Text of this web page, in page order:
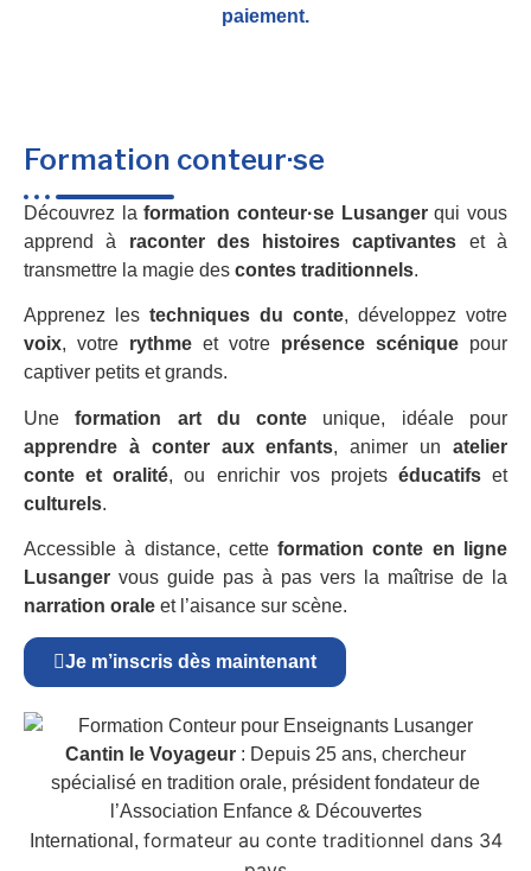
paiement.
Formation conteur·se
Découvrez laformation conteur·se Lusangerqui vous
apprend à raconter des histoires captivantes et à
transmettre la magie des contes traditionnels.
Apprenez les techniques du conte, développez votre
voix, votre rythme et votre présence scénique pour
captiver petits et grands.
Uneformation art du conte unique, idéale pour
apprendre à conter aux enfants, animer unatelier
conte et oralité, ou enrichir vos projets éducatifset
culturels.
Accessible à distance, cetteformation conte en ligne
Lusanger vous guide pas à pas vers la maîtrise de la
narration orale et l’aisance sur scène.
Je m’inscris dès maintenant
Cantin le Voyageur : Depuis 25 ans, chercheur
spécialisé en tradition orale, président fondateur de
l’Association Enfance & Découvertes
International, formateur au conte traditionnel dans 34